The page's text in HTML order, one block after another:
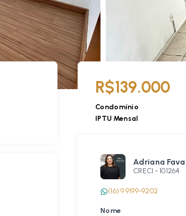
R$139.000
Condomínio
IPTU Mensal
Adriana Fava
CRECI - 101264
(16) 9 9199-9202
Nome